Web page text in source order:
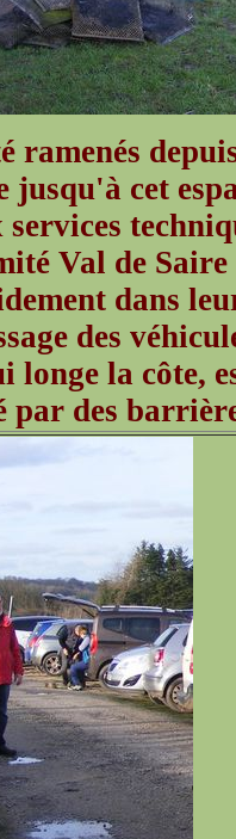
ramenés
cet
Val de Saire
dans
des
longe la côte,
par des